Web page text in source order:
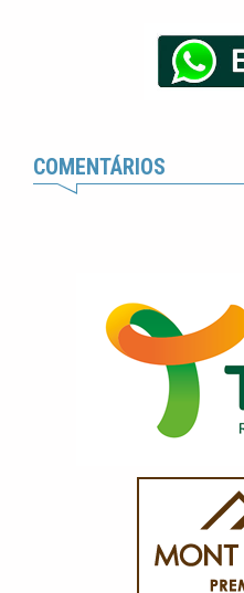
COMENTÁRIOS